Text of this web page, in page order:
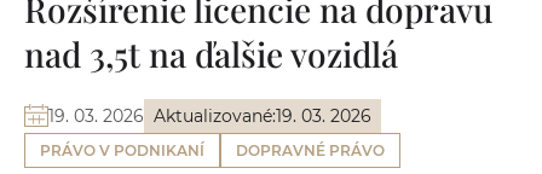
Rozšírenie licencie na dopravu
nad 3,5t na ďalšie vozidlá
19. 03. 2026 Aktualizované:19. 03. 2026
PRÁVO V PODNIKANÍ DOPRAVNÉ PRÁVO